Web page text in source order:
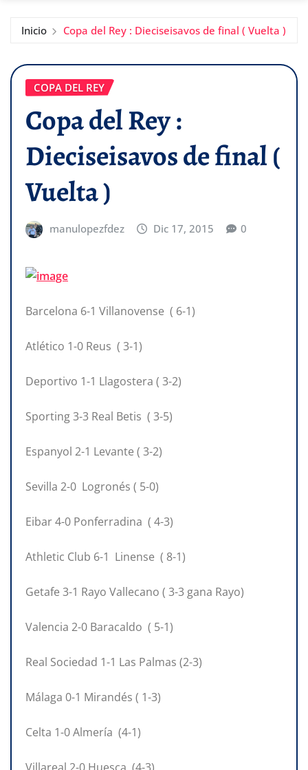
Inicio Copa del Rey : Dieciseisavos de final ( Vuelta )
COPA DEL REY
Copa del Rey :
Dieciseisavos de final (
Vuelta )
manulopezfdez Dic 17, 2015 0
Barcelona 6-1 Villanovense ( 6-1)
Atlético 1-0 Reus ( 3-1)
Deportivo 1-1 Llagostera ( 3-2)
Sporting 3-3 Real Betis ( 3-5)
Espanyol 2-1 Levante ( 3-2)
Sevilla 2-0 Logronés ( 5-0)
Eibar 4-0 Ponferradina ( 4-3)
Athletic Club 6-1 Linense ( 8-1)
Getafe 3-1 Rayo Vallecano ( 3-3 gana Rayo)
Valencia 2-0 Baracaldo ( 5-1)
Real Sociedad 1-1 Las Palmas (2-3)
Málaga 0-1 Mirandés ( 1-3)
Celta 1-0 Almería (4-1)